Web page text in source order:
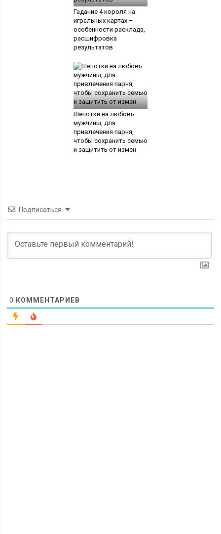
Гадание 4 короля на
игральных картах –
особенности расклада,
расшифровка
результатов
Шепотки на любовь
мужчины, для
привлечения парня,
чтобы сохранить семью
и защитить от измен
Подписаться
0 КОММЕНТАРИЕВ